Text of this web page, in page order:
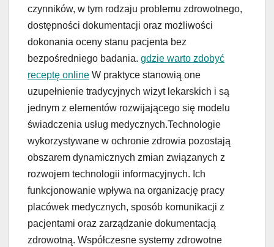
czynników, w tym rodzaju problemu zdrowotnego,
dostępności dokumentacji oraz możliwości
dokonania oceny stanu pacjenta bez
bezpośredniego badania. gdzie warto zdobyć
receptę online W praktyce stanowią one
uzupełnienie tradycyjnych wizyt lekarskich i są
jednym z elementów rozwijającego się modelu
świadczenia usług medycznych.Technologie
wykorzystywane w ochronie zdrowia pozostają
obszarem dynamicznych zmian związanych z
rozwojem technologii informacyjnych. Ich
funkcjonowanie wpływa na organizację pracy
placówek medycznych, sposób komunikacji z
pacjentami oraz zarządzanie dokumentacją
zdrowotną. Współczesne systemy zdrowotne